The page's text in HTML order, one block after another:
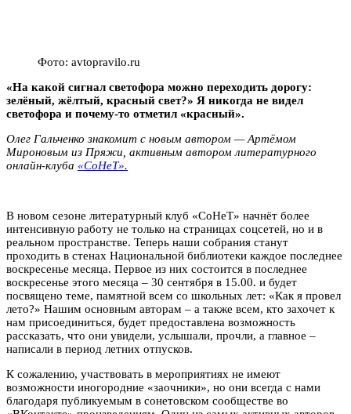
Фото: avtopravilo.ru
«На какой сигнал светофора можно переходить дорогу:
зелёный, жёлтый, красный свет?» Я никогда не видел
светофора и почему-то отметил «красный».
Олег Гальченко знакомит с новым автором — Артёмом
Мироновым из Пряжи, активным автором литературного
онлайн-клуба «СоНеТ».
В новом сезоне литературный клуб «СоНеТ» начнёт более
интенсивную работу не только на страницах соцсетей, но и в
реальном пространстве. Теперь наши собрания станут
проходить в стенах Национальной библиотеки каждое последнее
воскресенье месяца. Первое из них состоится в последнее
воскресенье этого месяца – 30 сентября в 15.00. и будет
посвящено теме, памятной всем со школьных лет: «Как я провел
лето?» Нашим основным авторам – а также всем, кто захочет к
нам присоединиться, будет предоставлена возможность
рассказать, что они увидели, услышали, прочли, а главное –
написали в период летних отпусков.
К сожалению, участвовать в мероприятиях не имеют
возможности иногородние «заочники», но они всегда с нами
благодаря публикуемым в сонетовском сообществе во